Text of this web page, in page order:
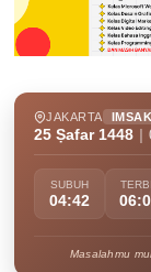
JAKARTA
25 Ṣafar 1448
SUBUH
04:42
Masalahmu